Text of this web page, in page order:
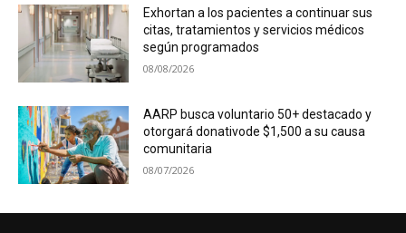
Exhortan a los pacientes a continuar sus
citas, tratamientos y servicios médicos
según programados
08/08/2026
AARP busca voluntario 50+ destacado y
otorgará donativode $1,500 a su causa
comunitaria
08/07/2026